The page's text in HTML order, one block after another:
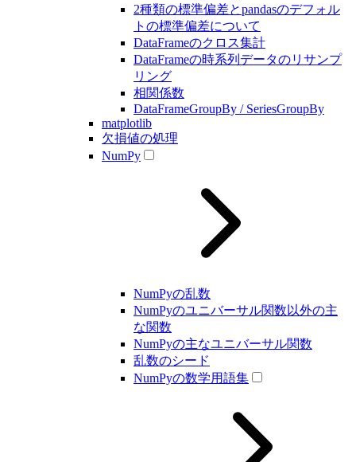
2種類の標準偏差とpandasのデフォル
トの標準偏差について
DataFrameのクロス集計
DataFrameの時系列データのリサンプ
リング
相関係数
DataFrameGroupBy / SeriesGroupBy
matplotlib
欠損値の処理
NumPy
NumPyの乱数
NumPyのユニバーサル関数以外の主
な関数
NumPyの主なユニバーサル関数
乱数のシード
NumPyの数学用語集